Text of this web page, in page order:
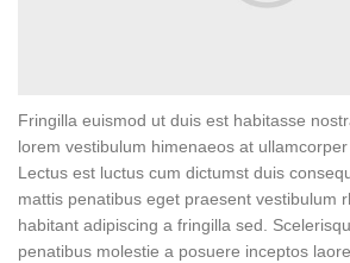
Fringilla euismod ut duis est habitasse
lorem vestibulum himenaeos at
Lectus est luctus cum dictumst duis
mattis penatibus eget praesent vestibulum
habitant adipiscing a fringilla sed.
penatibus molestie a posuere inceptos